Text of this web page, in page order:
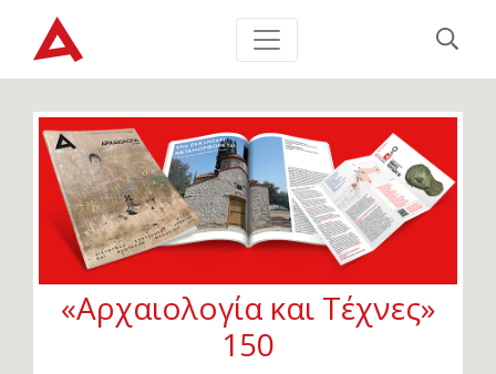
«Αρχαιολογία και Τέχνες»
150